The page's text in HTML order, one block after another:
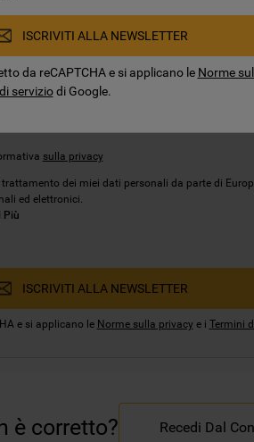
sulla privacy
dei miei dati personali da parte di
ed elettronici.
Più
ISCRIVITI ALLA NEWSLETTER
e si applicano le Norme sulla privacy e i Termini
è corretto? Recedi Dal
ISCRIVITI ALLA NEWSLETTER
da reCAPTCHA e si applicano le Norme
serviziodi Google.